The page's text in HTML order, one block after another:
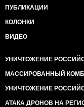
ПУБЛИКАЦИИ
КОЛОНКИ
ВИДЕО
УНИЧТОЖЕНИЕ
МАССИРОВАННЫЙ
УНИЧТОЖЕНИЕ
АТАКА ДРОНОВ НА